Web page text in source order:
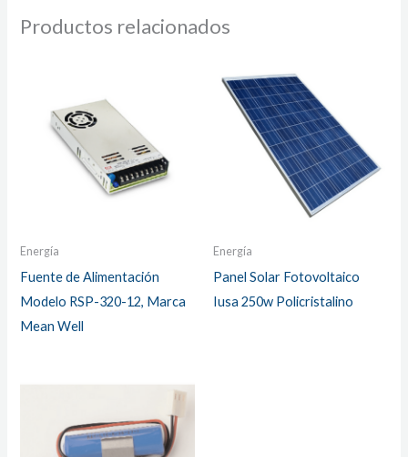
Productos relacionados
Energía
Fuente de Alimentación
Modelo RSP-320-12, Marca
Mean Well
Energía
Panel Solar Fotovoltaico
Iusa 250w Policristalino